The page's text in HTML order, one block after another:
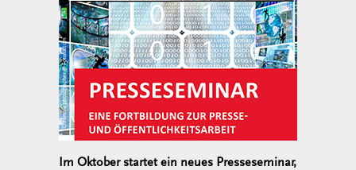
Im Oktober startet ein neues Presseseminar,